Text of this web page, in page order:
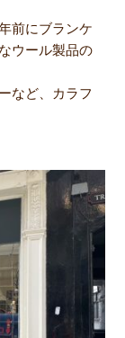
前にブランケ
ウール製品の
など、カラフ